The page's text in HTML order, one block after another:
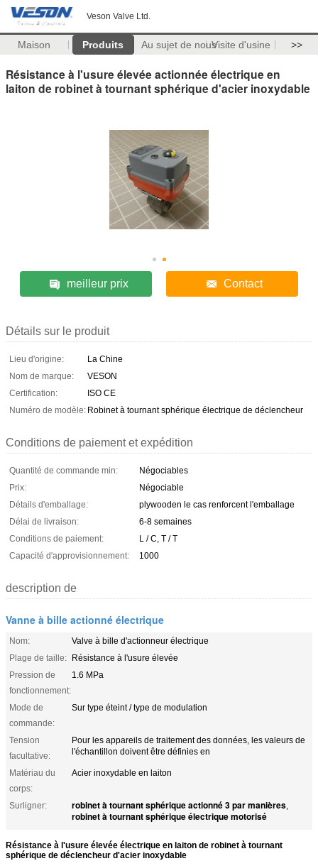
Veson Valve Ltd.
Maison Produits Au sujet de nousVisite d'usine >>
Résistance à l'usure élevée actionnée électrique en
laiton de robinet à tournant sphérique d'acier inoxydable
meilleur prix Contact
Détails sur le produit
Lieu d'origine:
La Chine
Nom de marque:
VESON
Certification:
ISO CE
Numéro de modèle: Robinet à tournant sphérique électrique de déclencheur
Conditions de paiement et expédition
Quantité de commande min:
Négociables
Prix:
Négociable
Détails d'emballage:
plywooden le cas renforcent l'emballage
Délai de livraison:
6-8 semaines
Conditions de paiement:
L / C, T / T
Capacité d'approvisionnement:
1000
description de
Vanne à bille actionné électrique
Nom:
Valve à bille d'actionneur électrique
Plage de taille: Résistance à l'usure élevée
Pression de
fonctionnement:
1.6 MPa
Mode de
commande:
Sur type éteint / type de modulation
Tension
facultative:
Pour les appareils de traitement des données, les valeurs de
l'échantillon doivent être définies en
Matériau du
corps:
Acier inoxydable en laiton
Surligner: robinet à tournant sphérique actionné 3 par manières,
robinet à tournant sphérique électrique motorisé
Résistance à l'usure élevée électrique en laiton de robinet à tournant
sphérique de déclencheur d'acier inoxydable